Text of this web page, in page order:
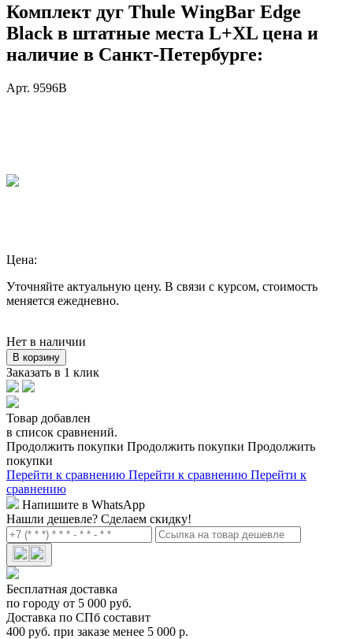
Комплект дуг Thule WingBar Edge
Black в штатные места L+XL цена и
наличие в Санкт-Петербурге:
Арт. 9596B
Цена:
Уточняйте актуальную цену. В связи с курсом, стоимость
меняется ежедневно.
Нет в наличии
В корзину
Заказать в 1 клик
Товар добавлен
в список сравнений.
Продолжить покупки Продолжить покупки Продолжить
покупки
Перейти к сравнению Перейти к сравнению Перейти к
сравнению
Напишите в WhatsApp
Нашли дешевле? Сделаем скидку!
Бесплатная доставка
по городу от 5 000 руб.
Доставка по СПб составит
400 руб. при заказе менее 5 000 р.